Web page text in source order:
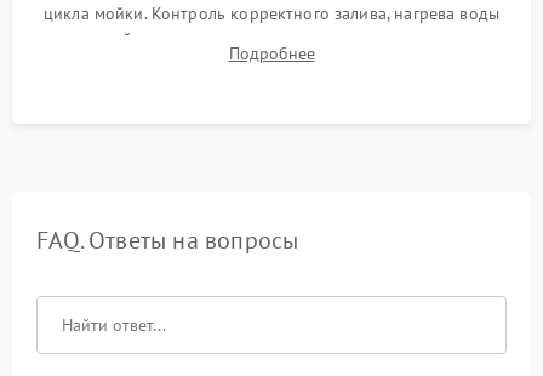
цикла мойки. Контроль корректного залива, нагрева воды
до нужной температуры, отсутствия посторонних шумов,
штатного слива и абсолютной сухости в поддоне.
Подробнее
FAQ. Ответы на вопросы